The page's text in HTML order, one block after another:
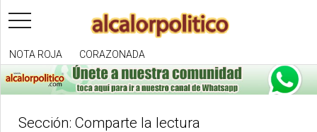
toggle
navigation
NOTA ROJA CORAZONADA
Sección: Comparte la lectura